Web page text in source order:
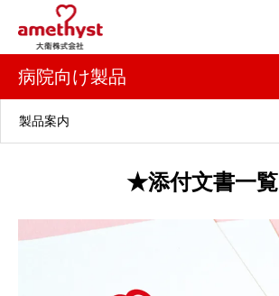
病院向け製品
製品案内
★添付文書一覧